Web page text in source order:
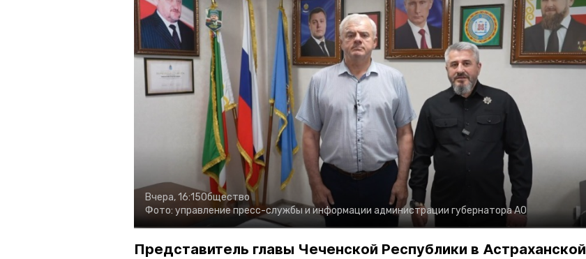
Вчера, 16:15Общество
Фото: управление пресс-службы и информации администрации губернатора АО
Представитель главы Чеченской Республики в Астраханской